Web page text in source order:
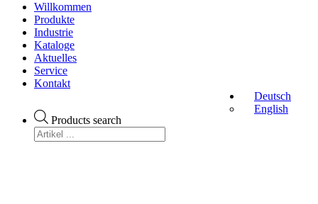
Willkommen
Produkte
Industrie
Kataloge
Aktuelles
Service
Kontakt
Products search
Deutsch
English